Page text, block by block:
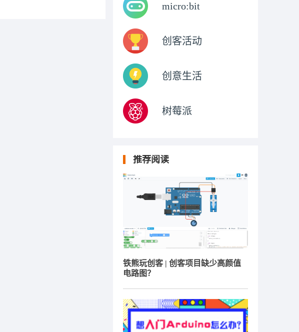
micro:bit
创客活动
创意生活
树莓派
推荐阅读
铁熊玩创客 | 创客项目缺少高颜值
电路图？